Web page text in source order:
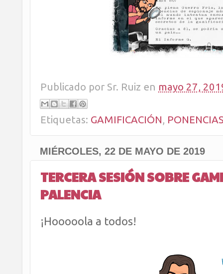
Publicado por Sr. Ruiz en mayo 27,
Etiquetas: GAMIFICACIÓN,
MIÉRCOLES, 22 DE MAYO DE 2019
TERCERA SESIÓN SOBRE
PALENCIA
¡Hooooola a todos!